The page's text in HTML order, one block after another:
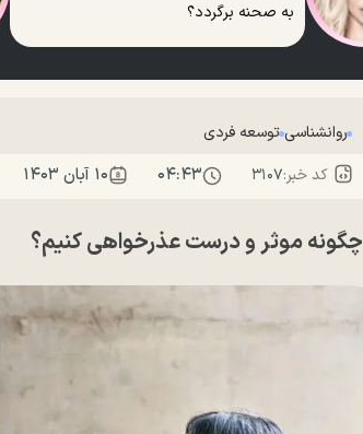
به صحنه برگردد؟
روانشناسی توسعه فردی
کد خبر:۳۱۰۷ ۰۴:۴۳ ۱۰ آبان ۱۴۰۳
چگونه موثر و درست عذرخواهی کنیم؟